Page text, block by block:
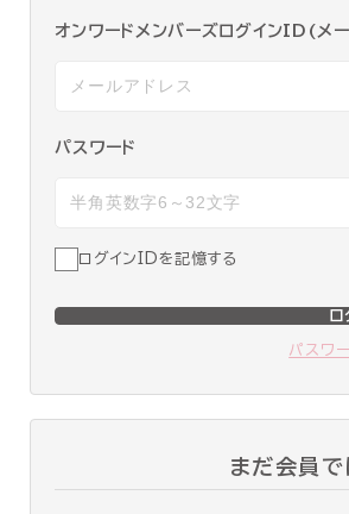
オンワードメンバーズログインID(メ
パスワード
ログインIDを記憶する
パスワ
まだ会員で